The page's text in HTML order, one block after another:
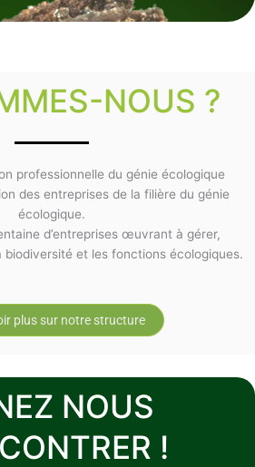
NOUS ?
professionnelle du génie écologique
des entreprises de la filière du génie
écologique.
d’entreprises œuvrant à gérer,
et les fonctions écologiques.
plus sur notre structure
NOUS
!